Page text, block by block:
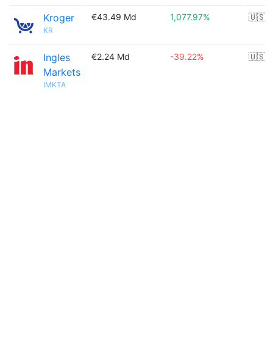
Kroger
KR
€43.49 Md 1,077.97% 🇺🇸
Ingles
Markets
IMKTA
€2.24 Md -39.22% 🇺🇸